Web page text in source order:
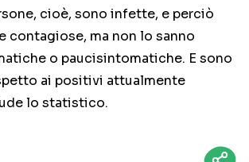
cioè, sono infette, e perciò
contagiose, ma non lo sanno
o paucisintomatiche. E sono
ai positivi attualmente
lo statistico.